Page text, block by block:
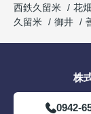
西鉄久留米
花畑
久留米
御井
株
0942-